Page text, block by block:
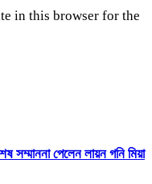
in this browser for the
সম্মাননা পেলেন লায়ন গনি মিয়া